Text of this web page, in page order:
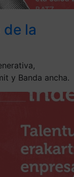
la
y Banda ancha.